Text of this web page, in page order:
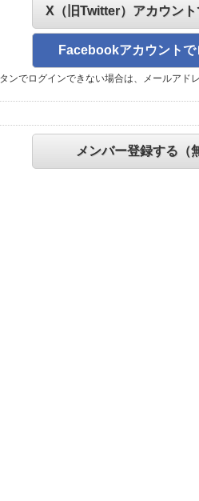
X（旧Twitter）アカウン
Facebookアカウントで
ンでログインできない場合は、メールアド
メンバー登録する（